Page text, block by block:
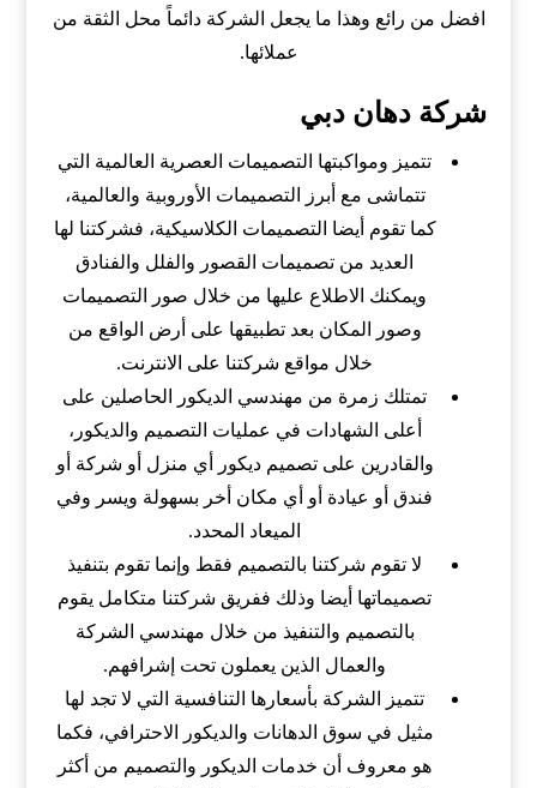
افضل من رائع وهذا ما يجعل الشركة دائماً محل الثقة من
عملائها.
شركة دهان دبي
تتميز ومواكبتها التصميمات العصرية العالمية التي
تتماشى مع أبرز التصميمات الأوروبية والعالمية،
كما تقوم أيضا التصميمات الكلاسيكية، فشركتنا لها
العديد من تصميمات القصور والفلل والفنادق
ويمكنك الاطلاع عليها من خلال صور التصميمات
وصور المكان بعد تطبيقها على أرض الواقع من
خلال مواقع شركتنا على الانترنت.
تمتلك زمرة من مهندسي الديكور الحاصلين على
أعلى الشهادات في عمليات التصميم والديكور،
والقادرين على تصميم ديكور أي منزل أو شركة أو
فندق أو عيادة أو أي مكان أخر بسهولة ويسر وفي
الميعاد المحدد.
لا تقوم شركتنا بالتصميم فقط وإنما تقوم بتنفيذ
تصميماتها أيضا وذلك ففريق شركتنا متكامل يقوم
بالتصميم والتنفيذ من خلال مهندسي الشركة
والعمال الذين يعملون تحت إشرافهم.
تتميز الشركة بأسعارها التنافسية التي لا تجد لها
مثيل في سوق الدهانات والديكور الاحترافي، فكما
هو معروف أن خدمات الديكور والتصميم من أكثر